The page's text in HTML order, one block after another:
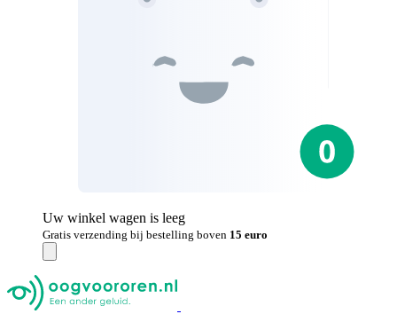
Uw winkel wagen is leeg
Gratis verzending bij bestelling boven 15 euro